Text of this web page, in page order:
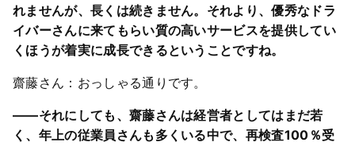
れませんが、長くは続きません。それより、優秀なドラ
イバーさんに来てもらい質の高いサービスを提供してい
くほうが着実に成長できるということですね。
齋藤さん：おっしゃる通りです。
――それにしても、齋藤さんは経営者としてはまだ若
く、年上の従業員さんも多くいる中で、再検査100％受